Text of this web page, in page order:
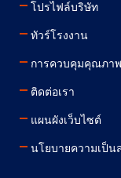
โปรไฟล์บริษัท
ทัวร์โรงงาน
การควบคุมคุณภาพ
ติดต่อเรา
แผนผังเว็บไซต์
นโยบายความเป็น